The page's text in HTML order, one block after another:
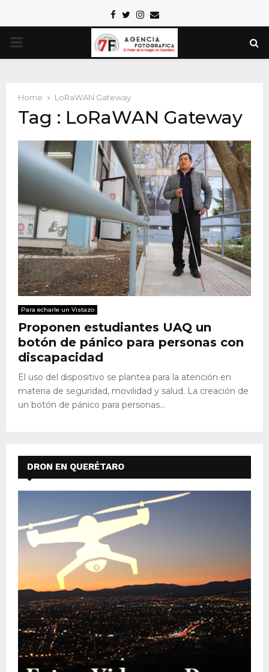
Facebook
TwitterInstagram
Email
PRIMARY
Home LoRaWAN Gateway
Tag : LoRaWAN Gateway
Para echarle un Vistazo
Proponen estudiantes UAQ un
botón de pánico para personas con
discapacidad
El uso del dispositivo se plantea para la atención en
materia de seguridad, movilidad y salud. La creación de
un botón de pánico para personas...
DRON EN QUERÉTARO